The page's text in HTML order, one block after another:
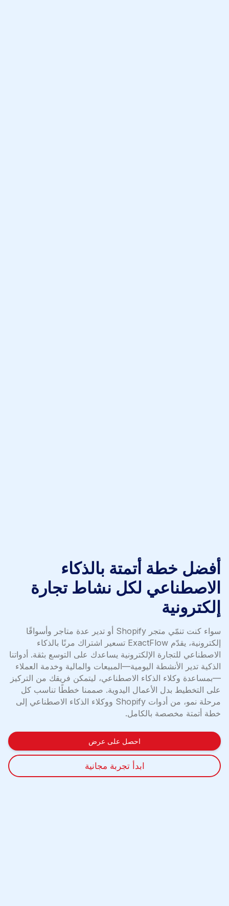
أفضل خطة أتمتة بالذكاء
الاصطناعي لكل نشاط تجارة
إلكترونية
سواء كنت تنمّي متجر Shopify أو تدير عدة متاجر وأسواقًا
إلكترونية، يقدّم ExactFlow تسعير اشتراك مرنًا بالذكاء
الاصطناعي للتجارة الإلكترونية يساعدك على التوسع بثقة. أدواتنا
الذكية تدير الأنشطة اليومية—المبيعات والمالية وخدمة العملاء
—بمساعدة وكلاء الذكاء الاصطناعي، ليتمكن فريقك من التركيز
على التخطيط بدل الأعمال اليدوية. صممنا خططًا تناسب كل
مرحلة نمو، من أدوات Shopify ووكلاء الذكاء الاصطناعي إلى
خطة أتمتة مخصصة بالكامل.
احصل على عرض
ابدأ تجربة مجانية